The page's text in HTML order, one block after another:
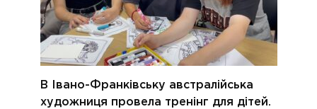
В Івано-Франківську австралійська
художниця провела тренінг для дітей.